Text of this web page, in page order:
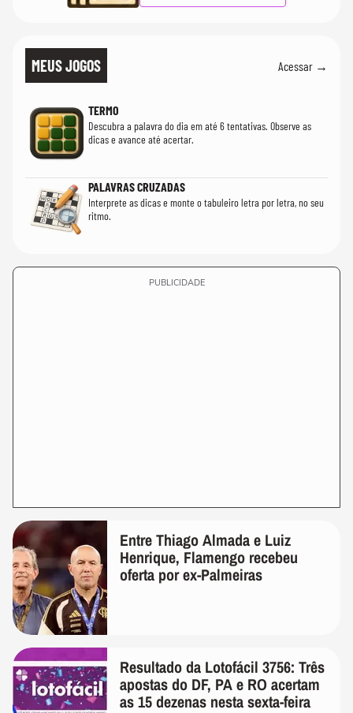
MEUS JOGOS Acessar →
TERMO
Descubra a palavra do dia em até 6 tentativas. Observe as
dicas e avance até acertar.
PALAVRAS CRUZADAS
Interprete as dicas e monte o tabuleiro letra por letra, no seu
ritmo.
PUBLICIDADE
Entre Thiago Almada e Luiz
Henrique, Flamengo recebeu
oferta por ex-Palmeiras
Resultado da Lotofácil 3756: Três
apostas do DF, PA e RO acertam
as 15 dezenas nesta sexta-feira